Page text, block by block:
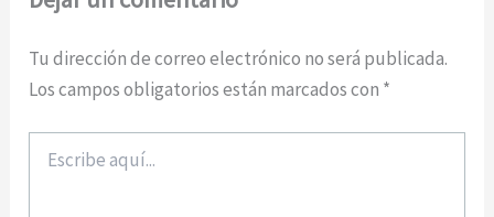
Tu dirección de correo electrónico no será publicada.
Los campos obligatorios están marcados con *
aquí...